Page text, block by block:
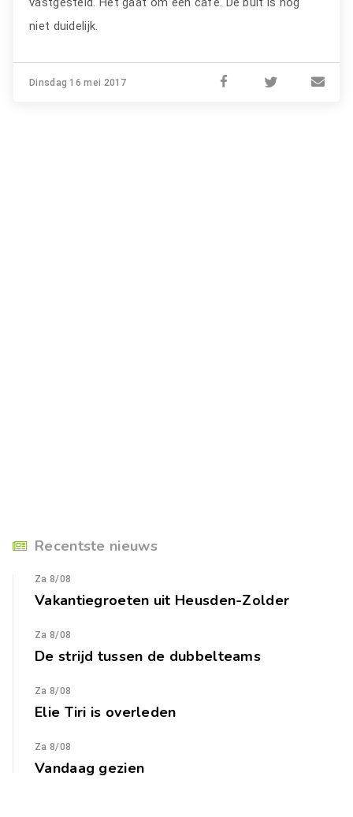
niet duidelijk.
Dinsdag 16 mei 2017
Recentste nieuws
Za 8/08
Vakantiegroeten uit Heusden-Zolder
Za 8/08
De strijd tussen de dubbelteams
Za 8/08
Elie Tiri is overleden
Za 8/08
Vandaag gezien